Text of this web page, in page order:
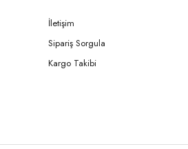
İletişim
Sipariş Sorgula
Kargo Takibi